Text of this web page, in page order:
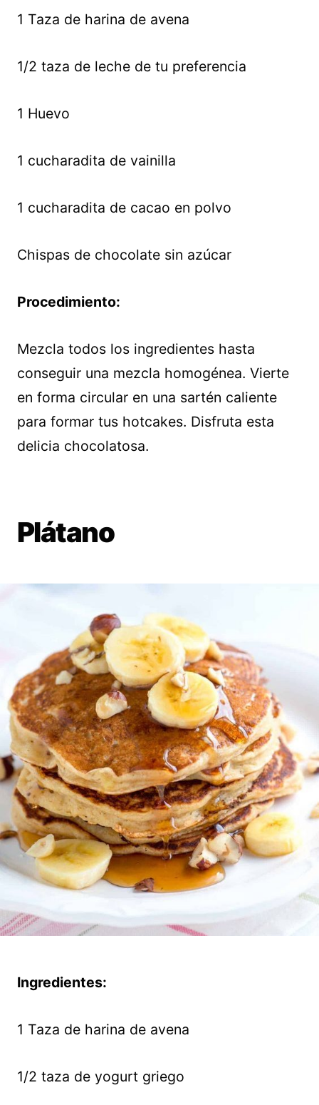
1 Taza de harina de avena
1/2 taza de leche de tu preferencia
1 Huevo
1 cucharadita de vainilla
1 cucharadita de cacao en polvo
Chispas de chocolate sin azúcar
Procedimiento:
Mezcla todos los ingredientes hasta
conseguir una mezcla homogénea. Vierte
en forma circular en una sartén caliente
para formar tus hotcakes. Disfruta esta
delicia chocolatosa.
Plátano
Ingredientes:
1 Taza de harina de avena
1/2 taza de yogurt griego